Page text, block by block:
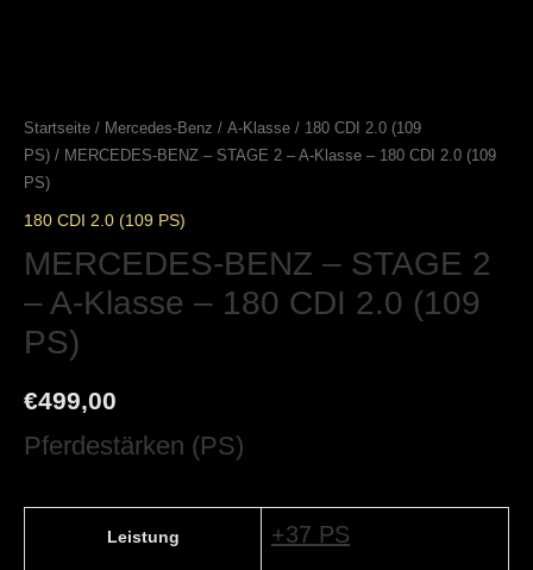
Startseite / Mercedes-Benz / A-Klasse / 180 CDI 2.0 (109
PS) / MERCEDES-BENZ – STAGE 2 – A-Klasse – 180 CDI 2.0 (109
PS)
180 CDI 2.0 (109 PS)
MERCEDES-BENZ – STAGE 2
– A-Klasse – 180 CDI 2.0 (109
PS)
€499,00
Pferdestärken (PS)
Leistung +37 PS